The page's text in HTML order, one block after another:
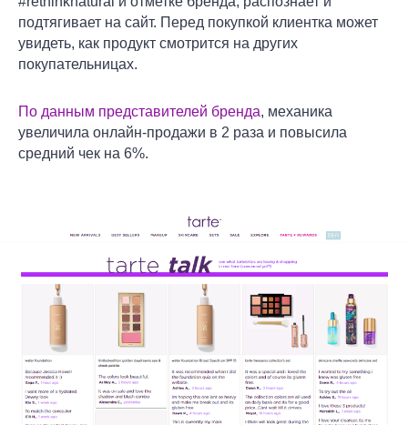
подтягивает на сайт. Перед покупкой клиентка может
увидеть, как продукт смотрится на других
покупательницах.
По данным представителей бренда, механика
увеличила онлайн-продажи в 2 раза и повысила
средний чек на 6%.